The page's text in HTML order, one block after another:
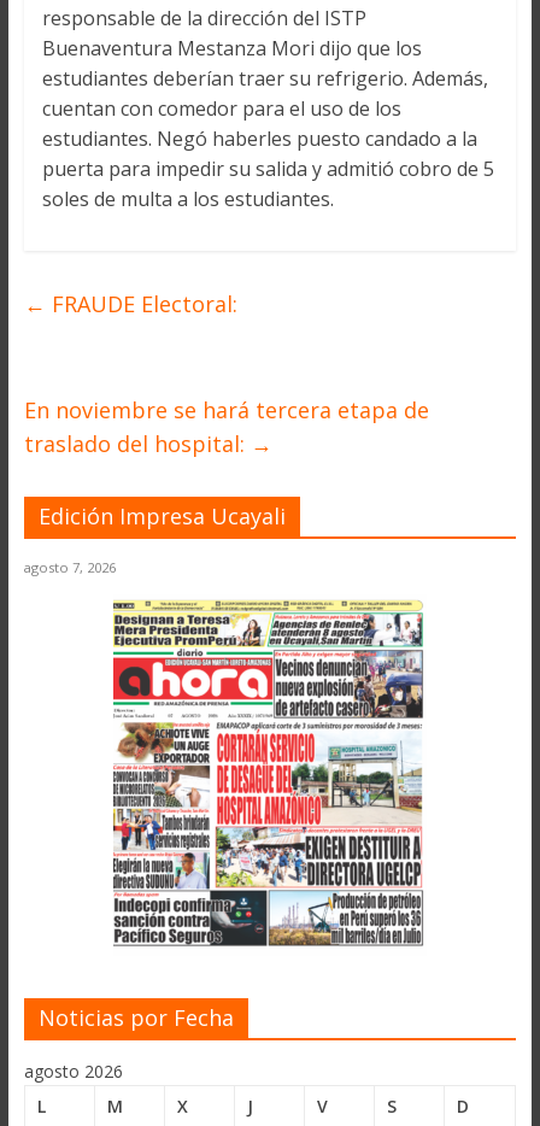
responsable de la dirección del ISTP
Buenaventura Mestanza Mori dijo que los
estudiantes deberían traer su refrigerio. Además,
cuentan con comedor para el uso de los
estudiantes. Negó haberles puesto candado a la
puerta para impedir su salida y admitió cobro de 5
soles de multa a los estudiantes.
← FRAUDE Electoral:
En noviembre se hará tercera etapa de
traslado del hospital: →
Edición Impresa Ucayali
agosto 7, 2026
Noticias por Fecha
agosto 2026
L
M X J V S
D